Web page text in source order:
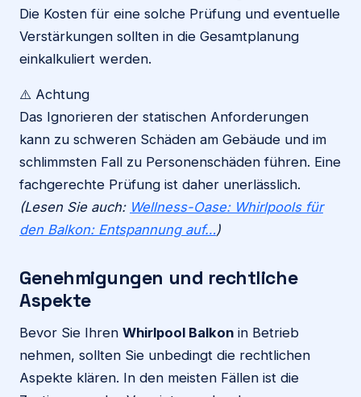
Die Kosten für eine solche Prüfung und eventuelle
Verstärkungen sollten in die Gesamtplanung
einkalkuliert werden.
⚠️ Achtung
Das Ignorieren der statischen Anforderungen
kann zu schweren Schäden am Gebäude und im
schlimmsten Fall zu Personenschäden führen. Eine
fachgerechte Prüfung ist daher unerlässlich.
(Lesen Sie auch: Wellness-Oase: Whirlpools für
den Balkon: Entspannung auf…)
Genehmigungen und rechtliche
Aspekte
Bevor Sie Ihren Whirlpool Balkon in Betrieb
nehmen, sollten Sie unbedingt die rechtlichen
Aspekte klären. In den meisten Fällen ist die